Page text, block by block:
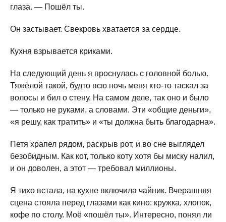
глаза. — Пошёл ты.
Он застывает. Свекровь хватается за сердце.
Кухня взрывается криками.
На следующий день я проснулась с головной болью.
Тяжёлой такой, будто всю ночь меня кто-то таскал за
волосы и бил о стену. На самом деле, так оно и было
— только не руками, а словами. Эти «общие деньги»,
«я решу, как тратить» и «ты должна быть благодарна».
Петя храпел рядом, раскрыв рот, и во сне выглядел
безобидным. Как кот, только коту хотя бы миску налил,
и он доволен, а этот — требовал миллионы.
Я тихо встала, на кухне включила чайник. Вчерашняя
сцена стояла перед глазами как кино: кружка, хлопок,
кофе по столу. Моё «пошёл ты». Интересно, понял ли